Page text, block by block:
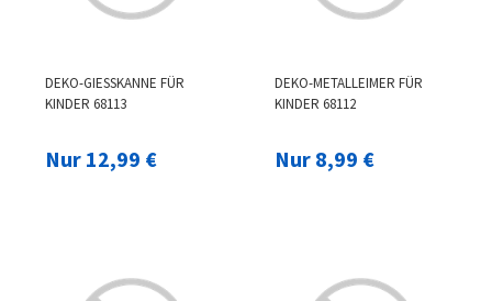
DEKO-GIESSKANNE FÜR
KINDER 68113
Nur 12,99 €
DEKO-METALLEIMER FÜR
KINDER 68112
Nur 8,99 €